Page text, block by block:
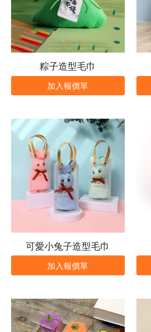
粽子造型毛巾
加入報價單
可愛小兔子造型毛巾
加入報價單